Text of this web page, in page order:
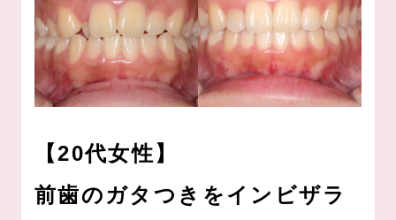
【20代女性】
前歯のガタつきをインビザラ